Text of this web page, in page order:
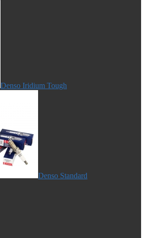
Denso Iridium Tough
Denso Standard